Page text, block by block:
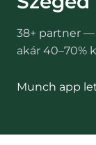
38+ partner
akár 40–70%
Munch app